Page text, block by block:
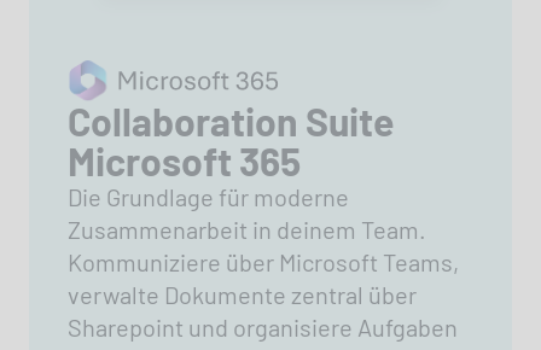
Collaboration Suite
Microsoft 365
Die Grundlage für moderne
Zusammenarbeit in deinem Team.
Kommuniziere über Microsoft Teams,
verwalte Dokumente zentral über
Sharepoint und organisiere Aufgaben